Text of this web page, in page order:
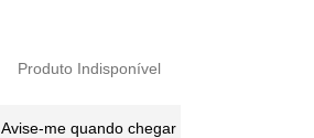
Produto Indisponível
Avise-me quando chegar